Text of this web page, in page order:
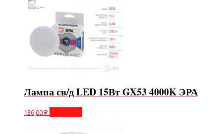
Лампа св/д LED 15Вт GX53 4000K ЭРА
136,00₽